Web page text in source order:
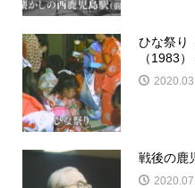
ひな祭り
（1983
戦後の鹿